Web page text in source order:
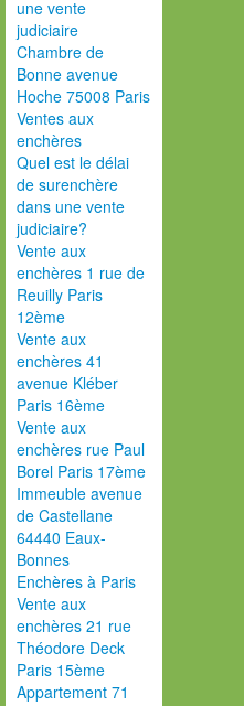
une vente
judiciaire
Chambre de
Bonne avenue
Hoche 75008 Paris
Ventes aux
enchères
Quel est le délai
de surenchère
dans une vente
judiciaire?
Vente aux
enchères 1 rue de
Reuilly Paris
12ème
Vente aux
enchères 41
avenue Kléber
Paris 16ème
Vente aux
enchères rue Paul
Borel Paris 17ème
Immeuble avenue
de Castellane
64440 Eaux-
Bonnes
Enchères à Paris
Vente aux
enchères 21 rue
Théodore Deck
Paris 15ème
Appartement 71